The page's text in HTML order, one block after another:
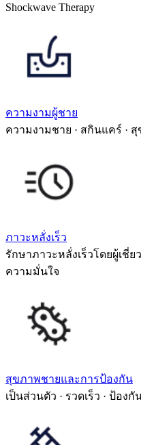
Shockwave Therapy
ความงามผู้ชาย
ความงามชาย · สกินแคร์ ·
ภาวะหลั่งเร็ว
รักษาภาวะหลั่งเร็วโดยผู้เชี่ย
ความมั่นใจ
สุขภาพชายและการป้องกัน
เป็นส่วนตัว · รวดเร็ว · ป้อง